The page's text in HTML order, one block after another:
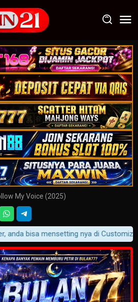
My Voice (2025)
bisa mensetting nya di Customizer